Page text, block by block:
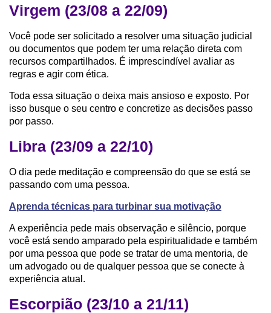
Virgem (23/08 a 22/09)
Você pode ser solicitado a resolver uma situação judicial
ou documentos que podem ter uma relação direta com
recursos compartilhados. É imprescindível avaliar as
regras e agir com ética.
Toda essa situação o deixa mais ansioso e exposto. Por
isso busque o seu centro e concretize as decisões passo
por passo.
Libra (23/09 a 22/10)
O dia pede meditação e compreensão do que se está se
passando com uma pessoa.
Aprenda técnicas para turbinar sua motivação
A experiência pede mais observação e silêncio, porque
você está sendo amparado pela espiritualidade e também
por uma pessoa que pode se tratar de uma mentoria, de
um advogado ou de qualquer pessoa que se conecte à
experiência atual.
Escorpião (23/10 a 21/11)